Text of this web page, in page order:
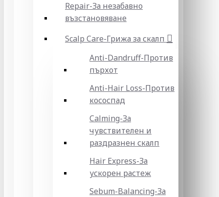
Repair-За незабавно
възстановяване
Scalp Care-Грижа за скалп
Anti-Dandruff-Против
пърхот
Anti-Hair Loss-Против
кососпад
Calming-За
чувствителен и
раздразнен скалп
Hair Express-За
ускорен растеж
Sebum-Balancing-За